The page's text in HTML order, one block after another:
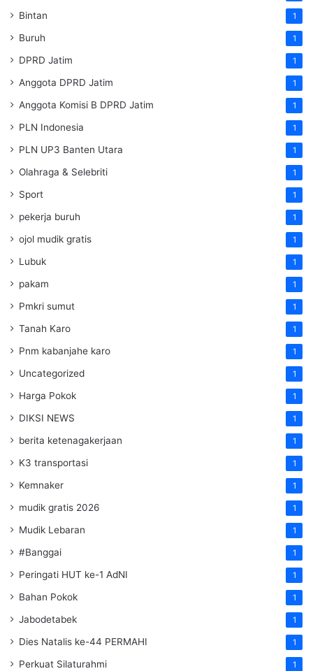
Bintan 1
Buruh 1
DPRD Jatim 1
Anggota DPRD Jatim 1
Anggota Komisi B DPRD Jatim 1
PLN Indonesia 1
PLN UP3 Banten Utara 1
Olahraga & Selebriti 1
Sport 1
pekerja buruh 1
ojol mudik gratis 1
Lubuk 1
pakam 1
Pmkri sumut 1
Tanah Karo 1
Pnm kabanjahe karo 1
Uncategorized 1
Harga Pokok 1
DIKSI NEWS 1
berita ketenagakerjaan 1
K3 transportasi 1
Kemnaker 1
mudik gratis 2026 1
Mudik Lebaran 1
#Banggai 1
Peringati HUT ke-1 AdNI 1
Bahan Pokok 1
Jabodetabek 1
Dies Natalis ke-44 PERMAHI 1
Perkuat Silaturahmi 1